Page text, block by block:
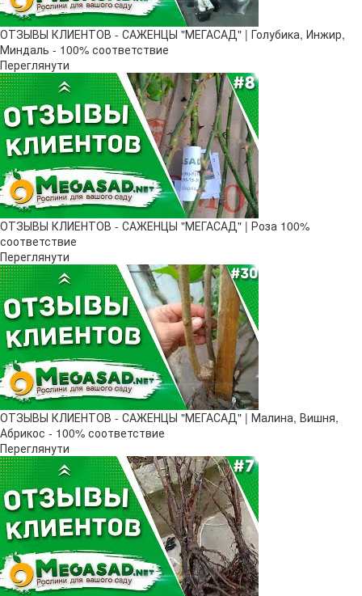
ОТЗЫВЫ КЛИЕНТОВ - САЖЕНЦЫ "МЕГАСАД" | Голубика, Инжир,
Миндаль - 100% соответствие
Переглянути
ОТЗЫВЫ КЛИЕНТОВ - САЖЕНЦЫ "МЕГАСАД" | Роза 100%
соответствие
Переглянути
ОТЗЫВЫ КЛИЕНТОВ - САЖЕНЦЫ "МЕГАСАД" | Малина, Вишня,
Абрикос - 100% соответствие
Переглянути